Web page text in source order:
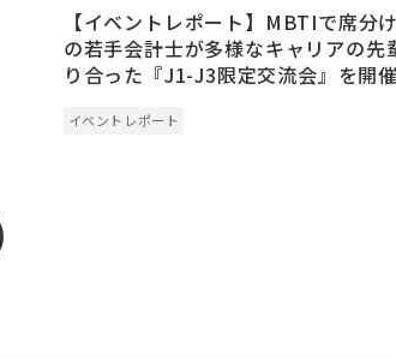
【イベントレポート】MBTIで席分
の若手会計士が多様なキャリアの先
り合った『J1-J3限定交流会』を開
イベントレポート